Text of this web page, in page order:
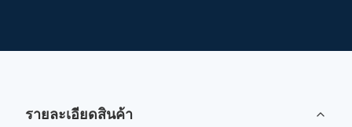
รายละเอียดสินค้า